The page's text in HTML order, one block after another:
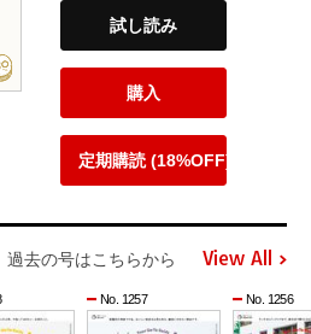
試し読み
購入
定期購読 (18%OFF)
過去の号はこちらから View All
No. 1257 No. 1256